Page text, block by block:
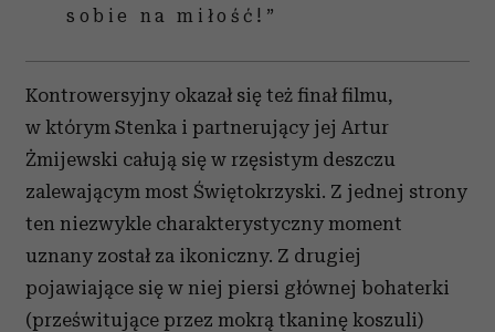
sobie na miłość!”
Kontrowersyjny okazał się też finał filmu,
w którym Stenka i partnerujący jej Artur
Żmijewski całują się w rzęsistym deszczu
zalewającym most Świętokrzyski. Z jednej strony
ten niezwykle charakterystyczny moment
uznany został za ikoniczny. Z drugiej
pojawiające się w niej piersi głównej bohaterki
(prześwitujące przez mokrą tkaninę koszuli)